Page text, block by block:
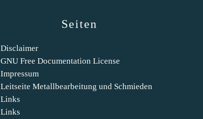
Seiten
Disclaimer
GNU Free Documentation License
Impressum
Leitseite Metallbearbeitung und Schmieden
Links
Links